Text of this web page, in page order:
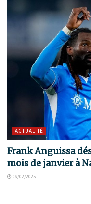
ACTUALITÉ
Frank Anguissa
mois de janvier à
06/02/2025